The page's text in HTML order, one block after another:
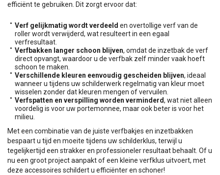
efficiënt te gebruiken. Dit zorgt ervoor dat:
Verf gelijkmatig wordt verdeeld en overtollige verf van de
roller wordt verwijderd, wat resulteert in een egaal
verfresultaat.
Verfbakken langer schoon blijven, omdat de inzetbak de verf
direct opvangt, waardoor u de verfbak zelf minder vaak hoeft
schoon te maken.
Verschillende kleuren eenvoudig gescheiden blijven, ideaal
wanneer u tijdens uw schilderwerk regelmatig van kleur moet
wisselen zonder dat kleuren mengen of vervuilen.
Verfspatten en verspilling worden verminderd, wat niet alleen
voordelig is voor uw portemonnee, maar ook beter is voor het
milieu.
Met een combinatie van de juiste verfbakjes en inzetbakken
bespaart u tijd en moeite tijdens uw schilderklus, terwijl u
tegelijkertijd een strakker en professioneler resultaat behaalt. Of u
nu een groot project aanpakt of een kleine verfklus uitvoert, met
deze accessoires schildert u efficiënter en schoner!